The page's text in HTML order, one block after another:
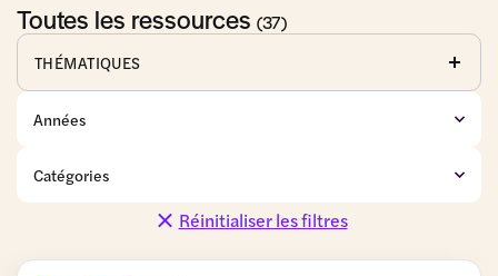
Toutes les ressources (37)
THÉMATIQUES
publiques
de détail
personnelles
Réinitialiser les filtres